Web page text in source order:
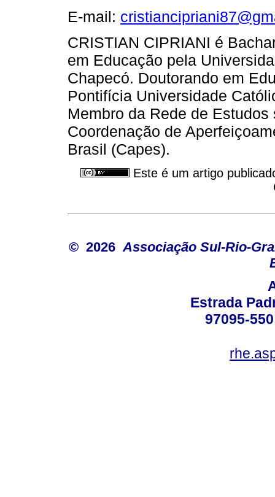
E-mail:
CRISTIAN CIPRIANI é
em Educação pela
Chapecó. Doutorando em
Pontifícia Universidade
Membro da Rede de
Coordenação de
Brasil (Capes).
Este é um artigo
© 2026 Associação Sul-Rio-
Estrada
97095-